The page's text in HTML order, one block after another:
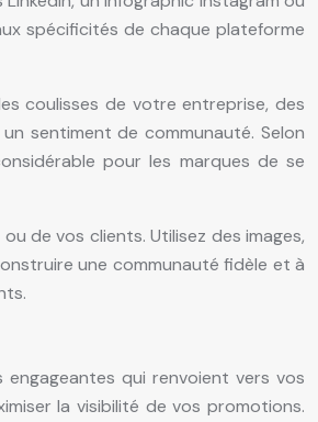
spécificités de chaque plateforme
coulisses de votre entreprise, des
sentiment de communauté. Selon
pour les marques de se
de vos clients. Utilisez des images,
une communauté fidèle et à
qui renvoient vers vos
la visibilité de vos promotions.